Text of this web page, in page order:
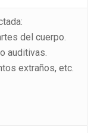
del cuerpo.
auditivas.
extraños, etc.